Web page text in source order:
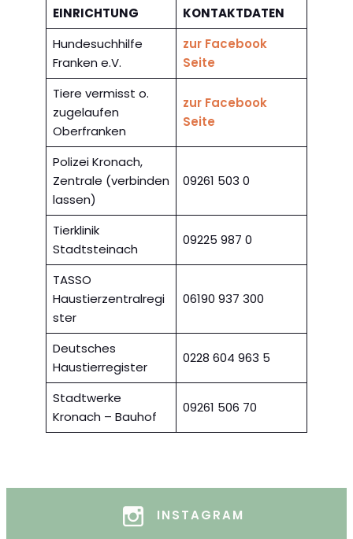
EINRICHTUNG
KONTAKTDATEN
Hundesuchhilfe
Franken e.V.
zur Facebook
Seite
Tiere vermisst o.
zugelaufen
Oberfranken
zur Facebook
Seite
Polizei Kronach,
Zentrale (verbinden
lassen)
09261 503 0
Tierklinik
Stadtsteinach
09225 987 0
TASSO
Haustierzentralregi
ster
06190 937 300
Deutsches
Haustierregister
0228 604 963 5
Stadtwerke
Kronach – Bauhof
09261 506 70
INSTAGRAM